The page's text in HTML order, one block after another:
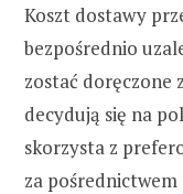
Koszt dostawy
bezpośrednio
zostać doręczone
decydują się na
skorzysta z
za